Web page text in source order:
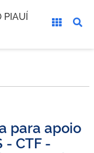
PIAUÍ
para apoio
- CTF -